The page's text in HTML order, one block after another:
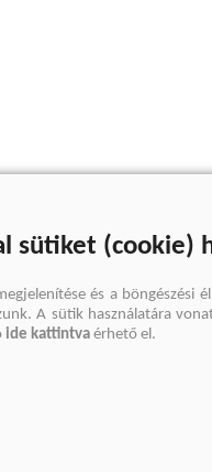
sütiket (cookie)
és a böngészési
A sütik használatára
ide kattintva érhető el.